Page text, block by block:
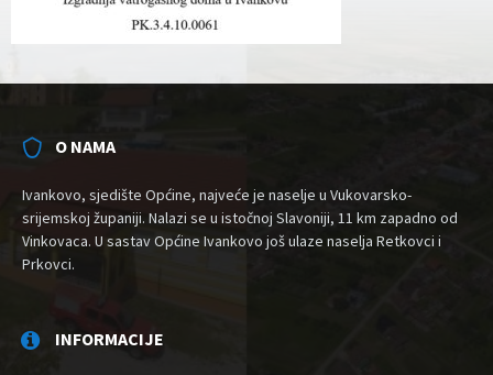
O NAMA
Ivankovo, sjedište Općine, najveće je naselje u Vukovarsko-
srijemskoj županiji. Nalazi se u istočnoj Slavoniji, 11 km zapadno od
Vinkovaca. U sastav Općine Ivankovo još ulaze naselja Retkovci i
Prkovci.
INFORMACIJE